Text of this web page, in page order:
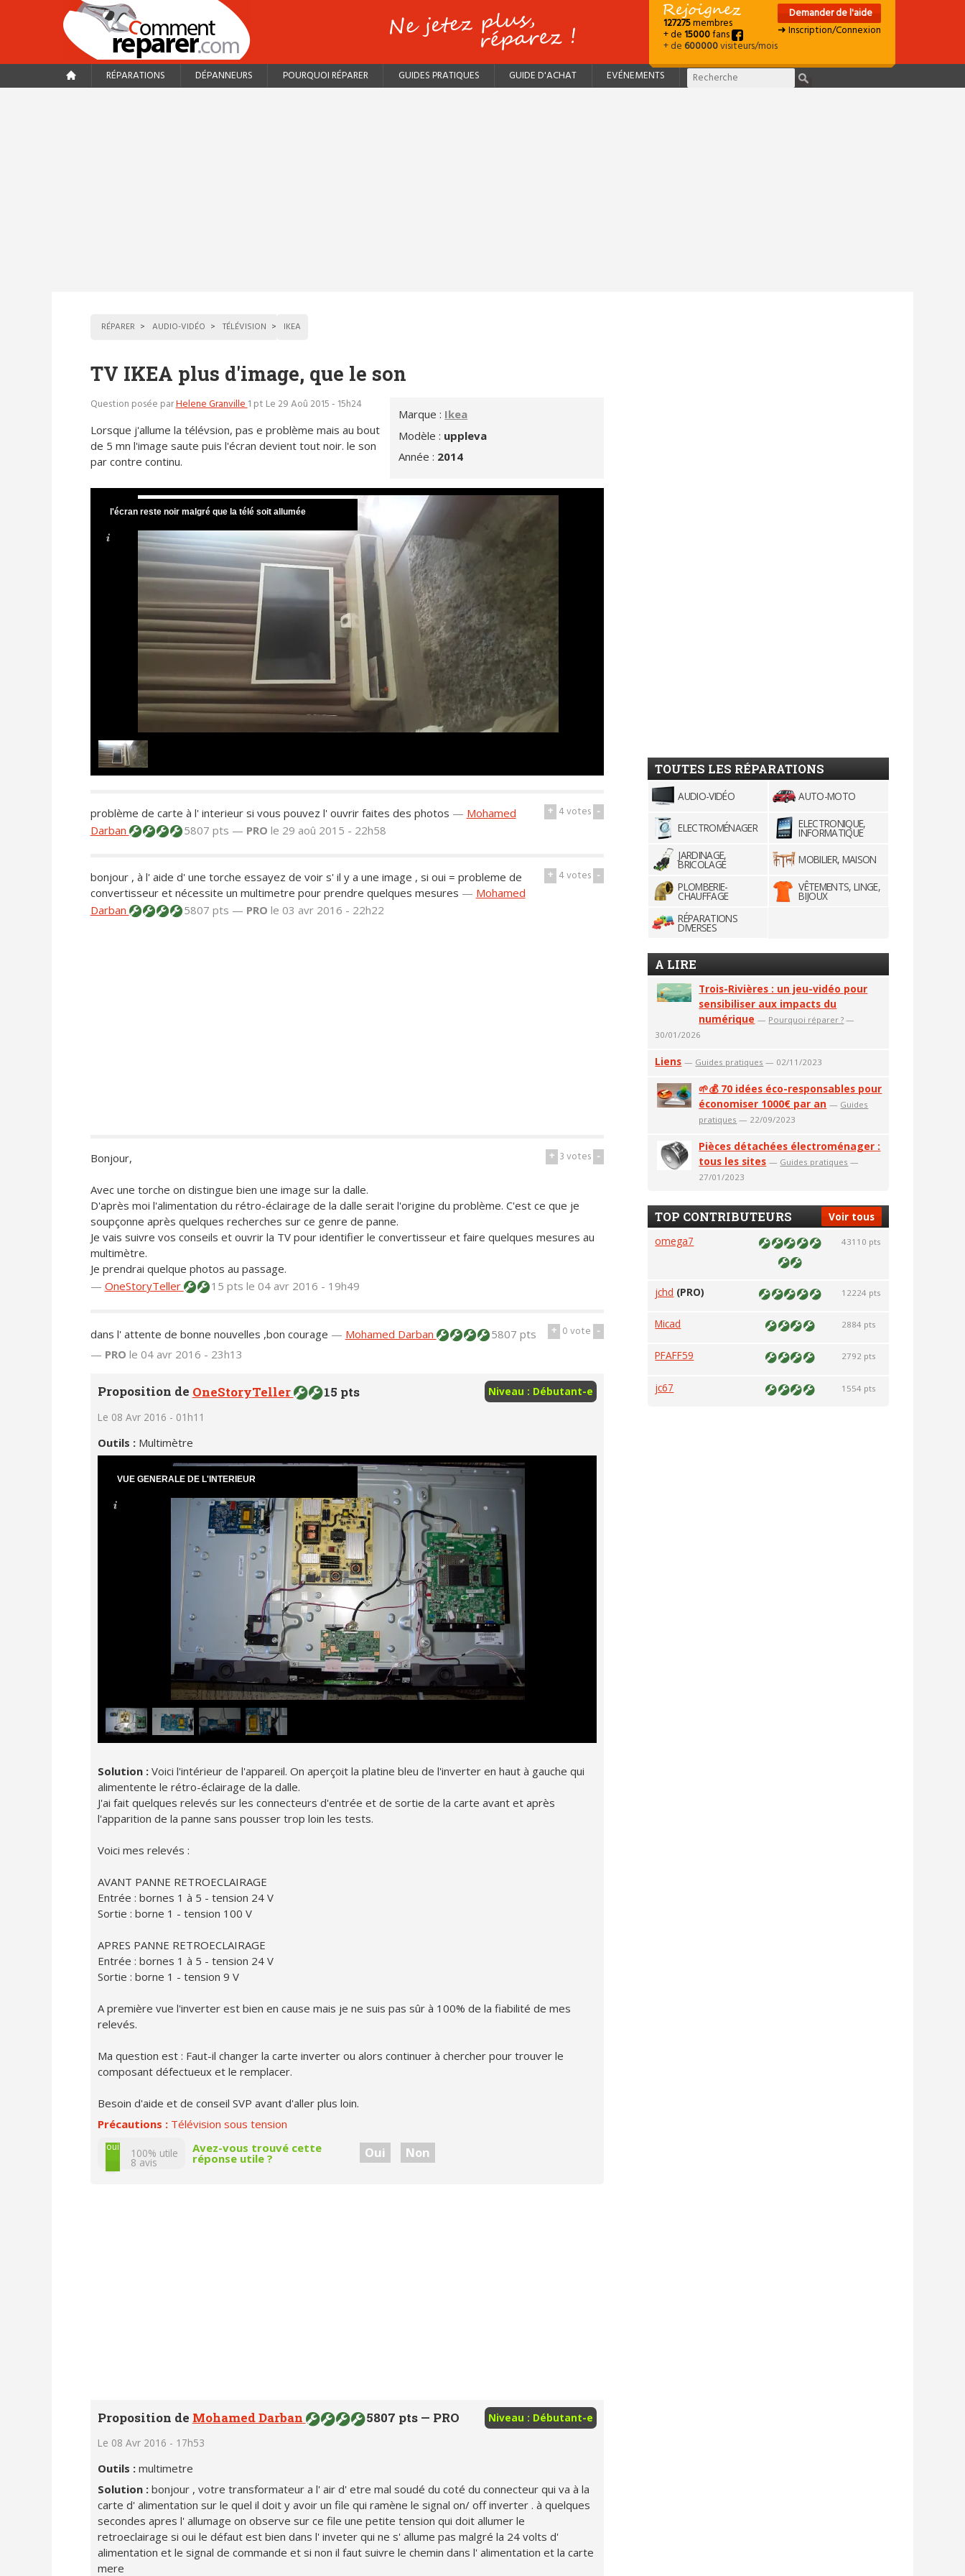
127275membres
+ de15000fans
+ de600000visiteurs/mois
Demander de l'aide
➜ Inscription/Connexion
RÉPARATIONS DÉPANNEURS POURQUOI RÉPARER GUIDES PRATIQUES GUIDE D'ACHAT EVÉNEMENTS
RÉPARER AUDIO-VIDÉO TÉLÉVISION IKEA
TV IKEA plus d'image, que le son
Marque : Ikea
Modèle : uppleva
Année : 2014
Question posée parHelene Granville1 pt Le 29 Aoû 2015 - 15h24
Lorsque j'allume la télévsion, pas e problème mais au bout
de 5 mn l'image saute puis l'écran devient tout noir. le son
par contre continu.
l'écran reste noir malgré que la télé soit allumée
+ 4votes -
problème de carte à l' interieur si vous pouvez l' ouvrir faites des photos — Mohamed
Darban
5807 pts — PRO le 29 aoû 2015 - 22h58
+ 4votes -
bonjour , à l' aide d' une torche essayez de voir s' il y a une image , si oui = probleme de
convertisseur et nécessite un multimetre pour prendre quelques mesures — Mohamed
Darban
5807 pts — PRO le 03 avr 2016 - 22h22
+ 3votes -
Bonjour,
Avec une torche on distingue bien une image sur la dalle.
D'après moi l'alimentation du rétro-éclairage de la dalle serait l'origine du problème. C'est ce que je
soupçonne après quelques recherches sur ce genre de panne.
Je vais suivre vos conseils et ouvrir la TV pour identifier le convertisseur et faire quelques mesures au
multimètre.
Je prendrai quelque photos au passage.
— OneStoryTeller 15 pts le 04 avr 2016 - 19h49
+ 0vote -
dans l' attente de bonne nouvelles ,bon courage — Mohamed Darban
5807 pts
— PRO le 04 avr 2016 - 23h13
Niveau : Débutant-e
Proposition de OneStoryTeller 15 pts
Le 08 Avr 2016 - 01h11
Outils : Multimètre
VUE GENERALE DE L'INTERIEUR
Solution : Voici l'intérieur de l'appareil. On aperçoit la platine bleu de l'inverter en haut à gauche qui
alimentente le rétro-éclairage de la dalle.
J'ai fait quelques relevés sur les connecteurs d'entrée et de sortie de la carte avant et après
l'apparition de la panne sans pousser trop loin les tests.
Voici mes relevés :
AVANT PANNE RETROECLAIRAGE
Entrée : bornes 1 à 5 - tension 24 V
Sortie : borne 1 - tension 100 V
APRES PANNE RETROECLAIRAGE
Entrée : bornes 1 à 5 - tension 24 V
Sortie : borne 1 - tension 9 V
A première vue l'inverter est bien en cause mais je ne suis pas sûr à 100% de la fiabilité de mes
relevés.
Ma question est : Faut-il changer la carte inverter ou alors continuer à chercher pour trouver le
composant défectueux et le remplacer.
Besoin d'aide et de conseil SVP avant d'aller plus loin.
Précautions : Télévision sous tension
non
oui 100% utile
8 avis
Avez-vous trouvé cette
réponse utile ? Oui Non
Niveau : Débutant-e
Proposition de Mohamed Darban 5807 pts — PRO
Le 08 Avr 2016 - 17h53
Outils : multimetre
Solution : bonjour , votre transformateur a l' air d' etre mal soudé du coté du connecteur qui va à la
carte d' alimentation sur le quel il doit y avoir un file qui ramène le signal on/ off inverter . à quelques
secondes apres l' allumage on observe sur ce file une petite tension qui doit allumer le
retroeclairage si oui le défaut est bien dans l' inveter qui ne s' allume pas malgré la 24 volts d'
alimentation et le signal de commande et si non il faut suivre le chemin dans l' alimentation et la carte
mere
TOUTES LES RÉPARATIONS
AUDIO-VIDÉO AUTO-MOTO
ELECTROMÉNAGER ELECTRONIQUE,
INFORMATIQUE
JARDINAGE,
BRICOLAGE
MOBILIER, MAISON
PLOMBERIE-
CHAUFFAGE
VÊTEMENTS, LINGE,
BIJOUX
RÉPARATIONS
DIVERSES
A LIRE
Trois-Rivières : un jeu-vidéo pour
sensibiliser aux impacts du
numérique — Pourquoi réparer ? —
30/01/2026
Liens — Guides pratiques — 02/11/2023
🌱💰 70 idées éco-responsables pour
économiser 1000€ par an — Guides
pratiques — 22/09/2023
Pièces détachées électroménager :
tous les sites — Guides pratiques —
27/01/2023
Voir tous
TOP CONTRIBUTEURS
omega7 43110 pts
jchd (PRO) 12224 pts
Micad 2884 pts
PFAFF59 2792 pts
jc67 1554 pts